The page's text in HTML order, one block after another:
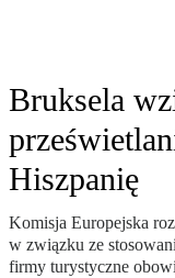
Bruksela
Hiszpanię
Komisja Europejska
w związku ze
firmy turystyczne